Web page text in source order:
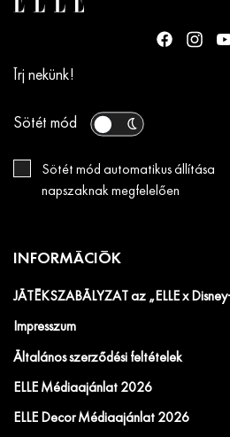
Írj nekünk!
Sötét mód
Sötét mód automatikus állítása
napszaknak megfelelően
INFORMÁCIÓK
JÁTÉKSZABÁLYZAT az „ELLE x
Impresszum
Általános szerződési feltételek
ELLE Médiaajánlat 2026
ELLE Decor Médiaajánlat 2026